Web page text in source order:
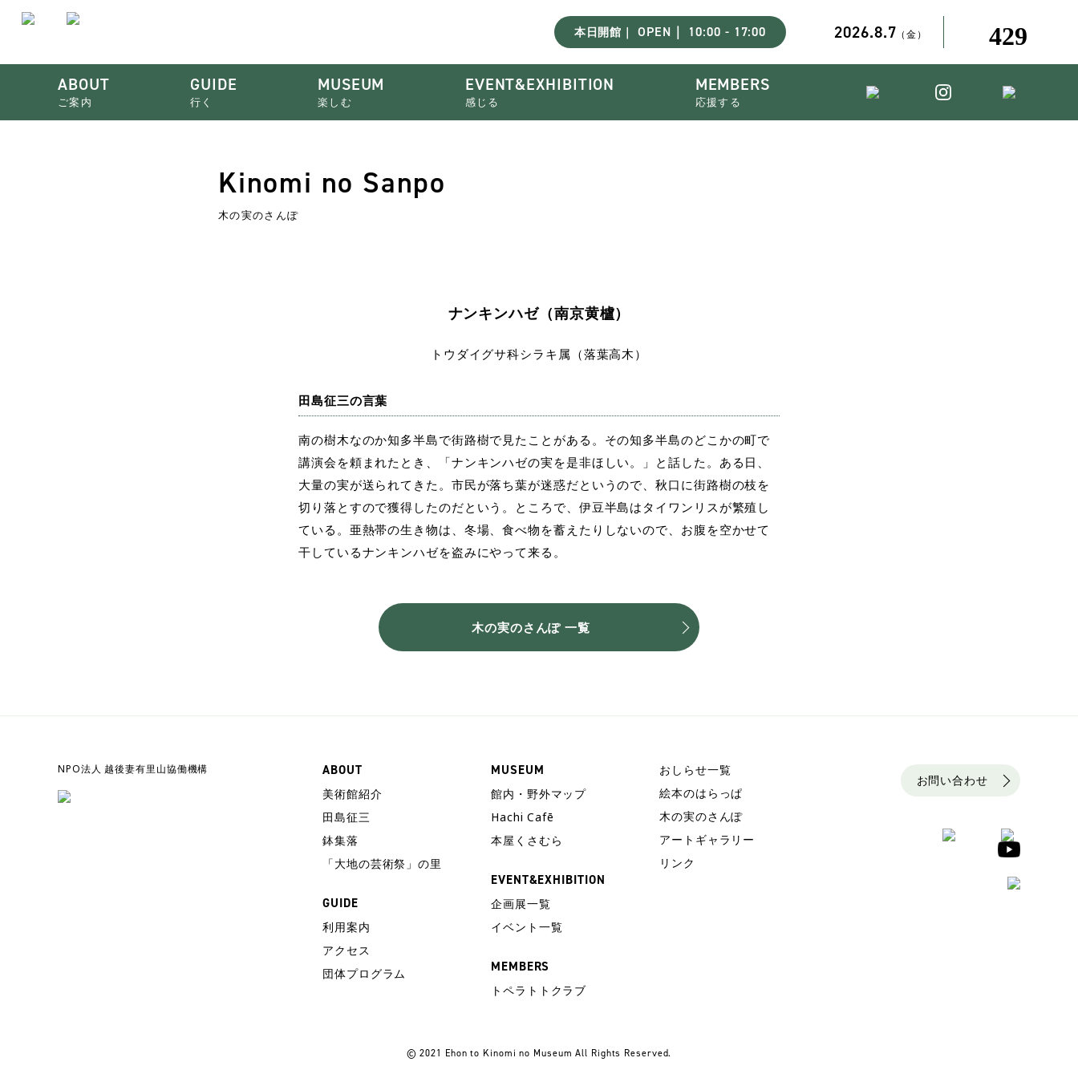
本日開館｜OPEN｜ 10:00 - 17:00 2026.8.7 （金）
ABOUT
ご案内
GUIDE
行く
MUSEUM
楽しむ
EVENT&EXHIBITION
感じる
MEMBERS
応援する
Kinomi no Sanpo
木の実のさんぽ
ナンキンハゼ（南京黄櫨）
トウダイグサ科シラキ属（落葉高木）
田島征三の言葉
南の樹木なのか知多半島で街路樹で見たことがある。その知多半島のどこかの町で
講演会を頼まれたとき、「ナンキンハゼの実を是非ほしい。」と話した。ある日、
大量の実が送られてきた。市民が落ち葉が迷惑だというので、秋口に街路樹の枝を
切り落とすので獲得したのだという。ところで、伊豆半島はタイワンリスが繁殖し
ている。亜熱帯の生き物は、冬場、食べ物を蓄えたりしないので、お腹を空かせて
干しているナンキンハゼを盗みにやって来る。
木の実のさんぽ 一覧
NPO法人 越後妻有里山協働機構 ABOUT
美術館紹介
田島征三
鉢集落
「大地の芸術祭」の里
GUIDE
利用案内
アクセス
団体プログラム
MUSEUM
館内・野外マップ
Hachi Cafē
本屋くさむら
EVENT&EXHIBITION
企画展一覧
イベント一覧
MEMBERS
トペラトトクラブ
おしらせ一覧
絵本のはらっぱ
木の実のさんぽ
アートギャラリー
リンク
お問い合わせ
© 2021 Ehon to Kinomi no Museum All Rights Reserved.